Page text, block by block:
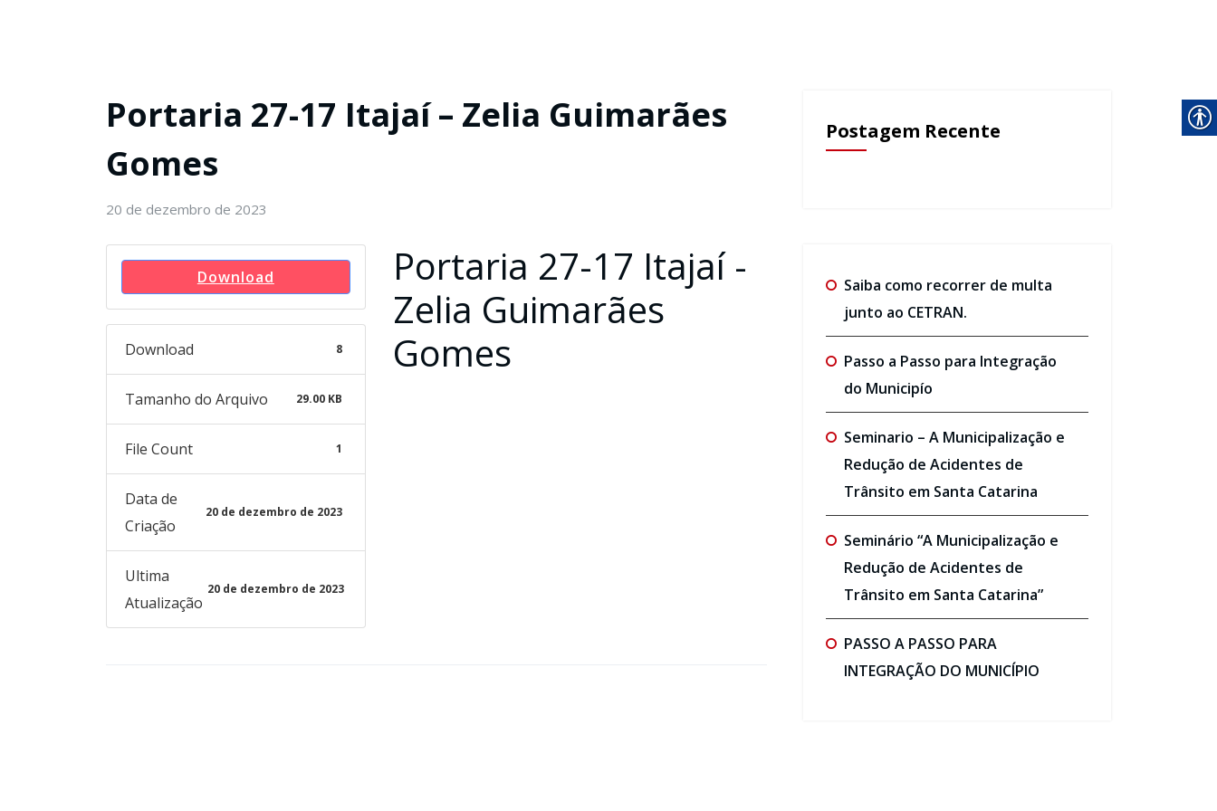
Portaria 27-17 Itajaí – Zelia Guimarães
Gomes
20 de dezembro de 2023
Download
Download 8
Tamanho do Arquivo 29.00 KB
File Count 1
Data de
Criação
20 de dezembro de 2023
Ultima
Atualização
20 de dezembro de 2023
Portaria 27-17 Itajaí -
Zelia Guimarães
Gomes
Postagem Recente
Saiba como recorrer de multa
junto ao CETRAN.
Passo a Passo para Integração
do Municipío
Seminario – A Municipalização e
Redução de Acidentes de
Trânsito em Santa Catarina
Seminário “A Municipalização e
Redução de Acidentes de
Trânsito em Santa Catarina”
PASSO A PASSO PARA
INTEGRAÇÃO DO MUNICÍPIO